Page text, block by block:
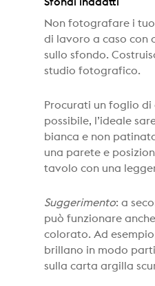
Non fotografare i
di lavoro a caso con
sullo sfondo.
studio fotografico.
Procurati un foglio
possibile, l’ideale
bianca e non
una parete e
tavolo con una
Suggerimento: a
può funzionare
colorato. Ad
brillano in modo
sulla carta argilla